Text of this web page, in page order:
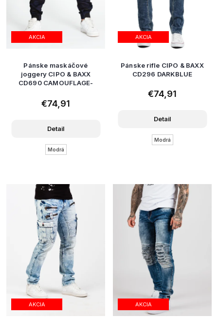
AKCIA
Pánske maskáčové
joggery CIPO & BAXX
CD690 CAMOUFLAGE-
€74,91
Detail
Modrá
AKCIA
Pánske rifle CIPO & BAXX
CD296 DARKBLUE
€74,91
Detail
Modrá
AKCIA AKCIA